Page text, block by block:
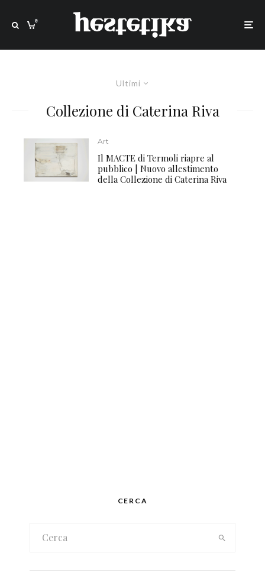
0
Ultimi
Collezione di Caterina Riva
Art
Il MACTE di Termoli riapre al
pubblico | Nuovo allestimento
della Collezione di Caterina Riva
CERCA